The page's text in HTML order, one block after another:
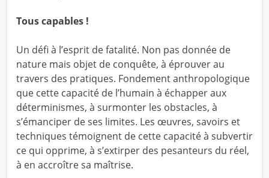
Tous capables !
Un défi à l’esprit de fatalité. Non pas donnée de
nature mais objet de conquête, à éprouver au
travers des pratiques. Fondement anthropologique
que cette capacité de l’humain à échapper aux
déterminismes, à surmonter les obstacles, à
s’émanciper de ses limites. Les œuvres, savoirs et
techniques témoignent de cette capacité à subvertir
ce qui opprime, à s’extirper des pesanteurs du réel,
à en accroître sa maîtrise.